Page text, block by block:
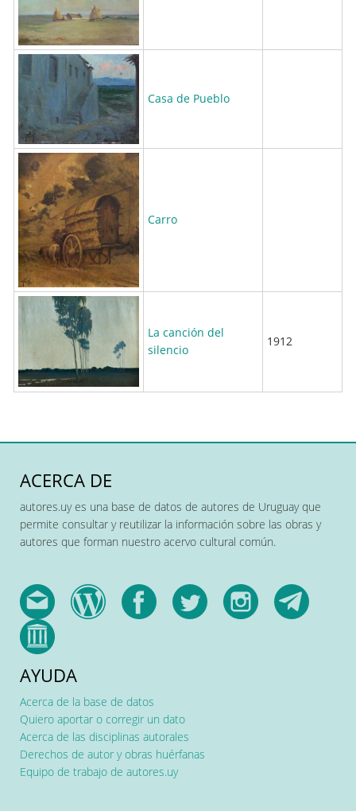
Casa de Pueblo
Carro
La canción del
silencio
1912
ACERCA DE
autores.uy es una base de datos de autores de Uruguay que
permite consultar y reutilizar la información sobre las obras y
autores que forman nuestro acervo cultural común.
AYUDA
Acerca de la base de datos
Quiero aportar o corregir un dato
Acerca de las disciplinas autorales
Derechos de autor y obras huérfanas
Equipo de trabajo de autores.uy